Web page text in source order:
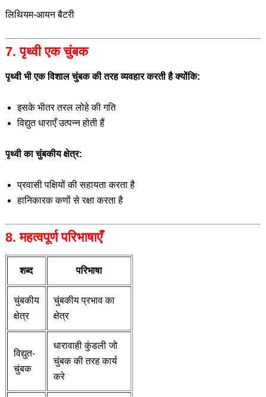
लिथियम-आयन बैटरी
7. पृथ्वी एक चुंबक
पृथ्वी भी एक विशाल चुंबक की तरह व्यवहार करती है क्योंकि:
इसके भीतर तरल लोहे की गति
विद्युत धाराएँ उत्पन्न होती हैं
पृथ्वी का चुंबकीय क्षेत्र:
प्रवासी पक्षियों की सहायता करता है
हानिकारक कणों से रक्षा करता है
8. महत्वपूर्ण परिभाषाएँ
शब्द परिभाषा
चुंबकीय
क्षेत्र
चुंबकीय प्रभाव का
क्षेत्र
विद्युत-
चुंबक
धारावाही कुंडली जो
चुंबक की तरह कार्य
करे